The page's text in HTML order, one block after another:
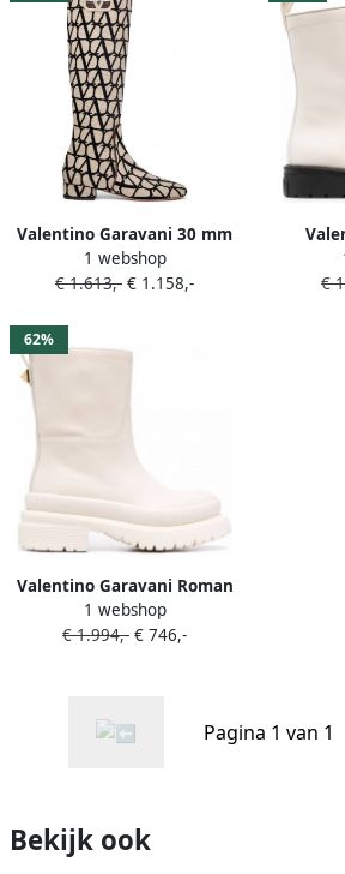
Valentino Garavani 30 mm
VLogo Type laarzen Beige
1 webshop
€ 1.613,- € 1.158,-
€
62%
Valentino Garavani Roman
enkellaarzen met studs
Beige
1 webshop
€ 1.994,- € 746,-
Pagina 1 van 1
Bekijk ook